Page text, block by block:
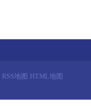
RSS地图 HTML地图